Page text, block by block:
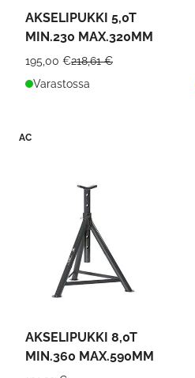
AKSELIPUKKI 5,0T
MIN.230 MAX.320MM
195,00 €218,61 €
Varastossa
AC
AKSELIPUKKI 8,0T
MIN.360 MAX.590MM